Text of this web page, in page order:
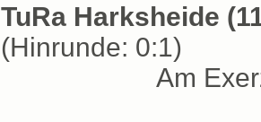
TuRa Harksheide
(Hinrunde: 0:1)
Am